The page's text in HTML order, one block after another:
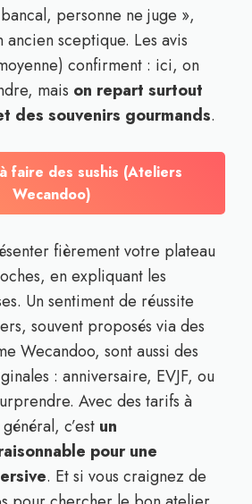
personne ne juge »,
sceptique. Les avis
confirment : ici, on
mais on repart surtout
des souvenirs gourmands.
à faire des sushis (Ateliers
Wecandoo)
fièrement votre plateau
en expliquant les
Un sentiment de réussite
souvent proposés via des
Wecandoo, sont aussi des
: anniversaire, EVJF, ou
Avec des tarifs à
c’est un
pour une
. Et si vous craignez de